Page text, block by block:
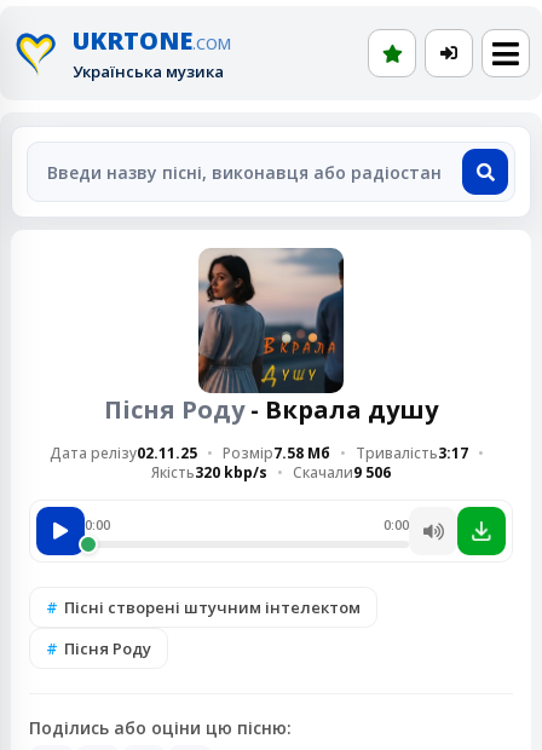
UKRTONE.COM
Українська музика
Пісня Роду- Вкрала душу
Дата релізу02.11.25 Розмір7.58 Мб Тривалість3:17
Якість320 kbp/s Скачали9 506
0:00 0:00
Пісні створені штучним інтелектом
Пісня Роду
Поділись або оціни цю пісню: